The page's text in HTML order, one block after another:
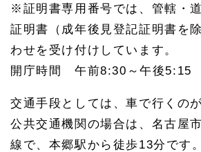
き
1.
東郷
町か
ら名
相続
相談
所へ
のア
※証明書専用番号では、管轄・
証明書（成年後見登記証明書を
わせを受け付けしています。
開庁時間 午前8:30～午後5:15
交通手段としては、車で行くの
公共交通機関の場合は、名古屋
線で、本郷駅から徒歩13分です。